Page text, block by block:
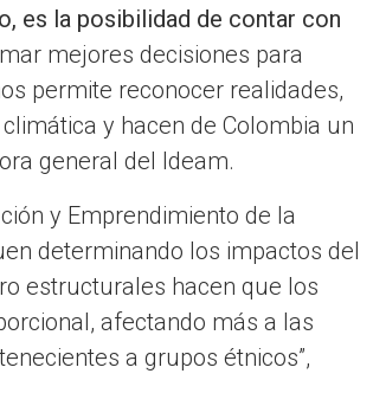
es la posibilidad de contar con
mejores decisiones para
permite reconocer realidades,
y hacen de Colombia un
general del Ideam.
y Emprendimiento de la
determinando los impactos del
estructurales hacen que los
afectando más a las
a grupos étnicos”,